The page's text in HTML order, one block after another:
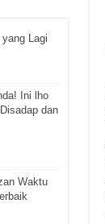
Lagi
Ini lho
dan
Waktu